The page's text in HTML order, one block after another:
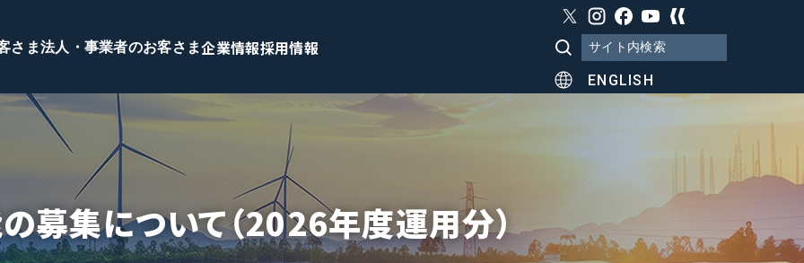
さま法人・事業者のお客さま企業情報採用情報
ENGLISH
募集について（2026年度運用分）